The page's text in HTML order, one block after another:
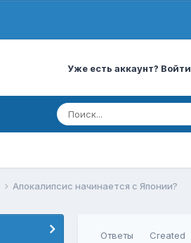
Уже есть аккаунт? Войти
Апокалипсис начинается с Японии?
Ответы Created